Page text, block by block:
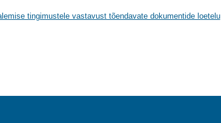
tingimustele vastavust tõendavate dokumentide loetelu